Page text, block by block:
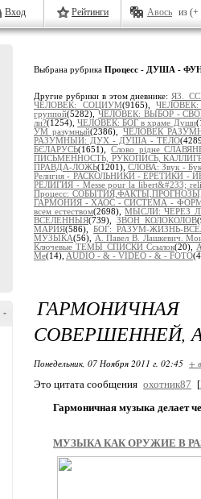
Вход Рейтинги Авось из (+
-
Выбрана рубрика Процесс - ДУША -
Другие рубрики в этом дневнике:
ЧЕЛОВЕК: СОЦИУМ(9165),
группой(5282), ЧЕЛОВЕК: ВЫБОР -
ли?(1254),ЧЕЛОВЕК: БОГ в храме Души
УМ разумный(2386), ЧЕЛОВЕК
РАЗУМНЫЙ: ДУХ - ДУША - ТЕЛО
БЄЛАРУСЬ(1651), Слово рідне
ПИСЬМЕННОСТЬ, РУКОПИСЬ,
ПРАВДА-ЛОЖЬ(1201),СЛОВА: Звук -
Религия - РАСКОЛЬНИКИ - ЕРЕТИКИ -
РЕЛИГИЯ - Messe pour la libert&#233;
Процесс:
ГАРМОНИЯ - ХАОС - СИСТЕМА -
всем естеством(2698),МЫСЛИ: ЧЕРЕЗ
ВСЕЛЕННЫЯ(739), ЗВОН КОЛОКОЛОВ
МАРИЯ(586),БОГ: РАЗУМ-ЖИЗНЬ-
МУЗЫКА(56), А. Павел В. Лашкевич.
Ключевые ТЕМЫ СПИСКИ Ссылок(20),
Me(14), AUDIO - & - VIDEO - & - FOTO
СОВЕРШЕННЕЙ,
Понедельник, 07 Ноября 2011 г. 02:45 +
Это цитата сообщения охотник87 [
Гармоничная музыка делает
МУЗЫКА КАК ОРУЖИЕ В